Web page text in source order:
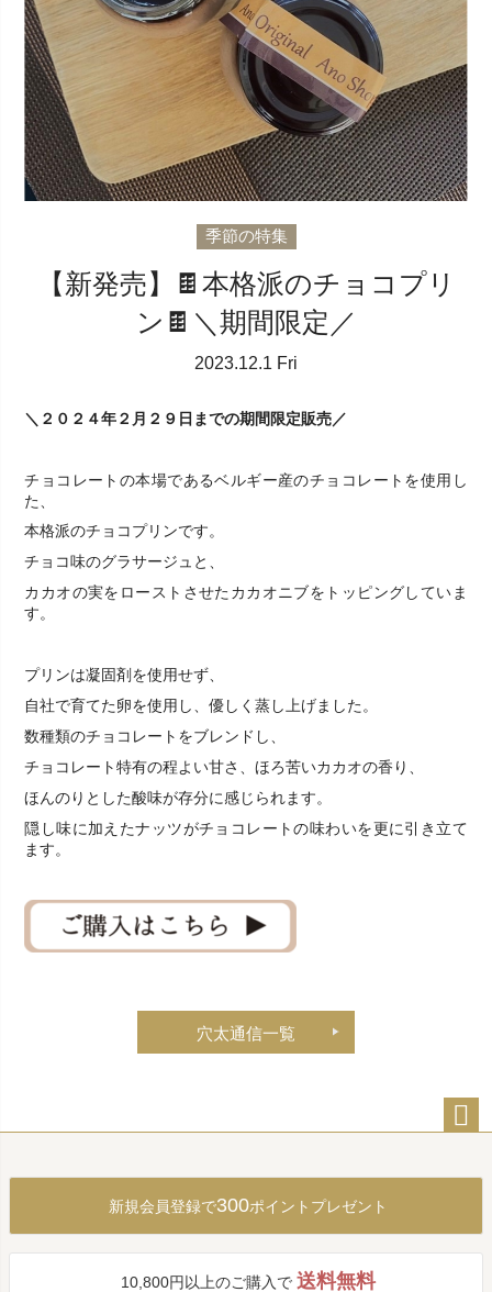
季節の特集
【新発売】🍫本格派のチョコプリ
ン🍫＼期間限定／
2023.12.1 Fri
＼２０２４年２月２９日までの期間限定販売／
チョコレートの本場であるベルギー産のチョコレートを使用し
た、
本格派のチョコプリンです。
チョコ味のグラサージュと、
カカオの実をローストさせたカカオニブをトッピングしていま
す。
プリンは凝固剤を使用せず、
自社で育てた卵を使用し、優しく蒸し上げました。
数種類のチョコレートをブレンドし、
チョコレート特有の程よい甘さ、ほろ苦いカカオの香り、
ほんのりとした酸味が存分に感じられます。
隠し味に加えたナッツがチョコレートの味わいを更に引き立て
ます。
穴太通信一覧
新規会員登録で300ポイントプレゼント
10,800円以上のご購入で 送料無料